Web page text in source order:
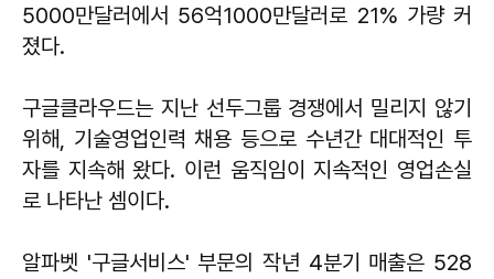
5000만달러에서 56억1000만달러로 21% 가량 커
졌다.
구글클라우드는 지난 선두그룹 경쟁에서 밀리지 않기
위해, 기술영업인력 채용 등으로 수년간 대대적인 투
자를 지속해 왔다. 이런 움직임이 지속적인 영업손실
로 나타난 셈이다.
알파벳 '구글서비스' 부문의 작년 4분기 매출은 528